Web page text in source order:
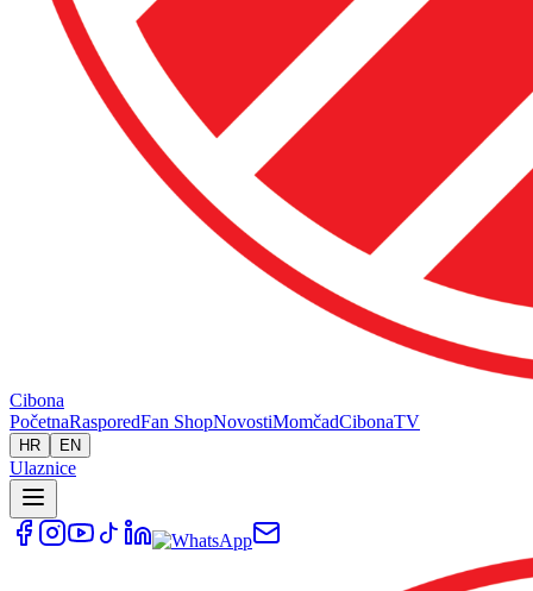
Cibona
PočetnaRasporedFan ShopNovostiMomčadCibonaTV
HR EN
Ulaznice